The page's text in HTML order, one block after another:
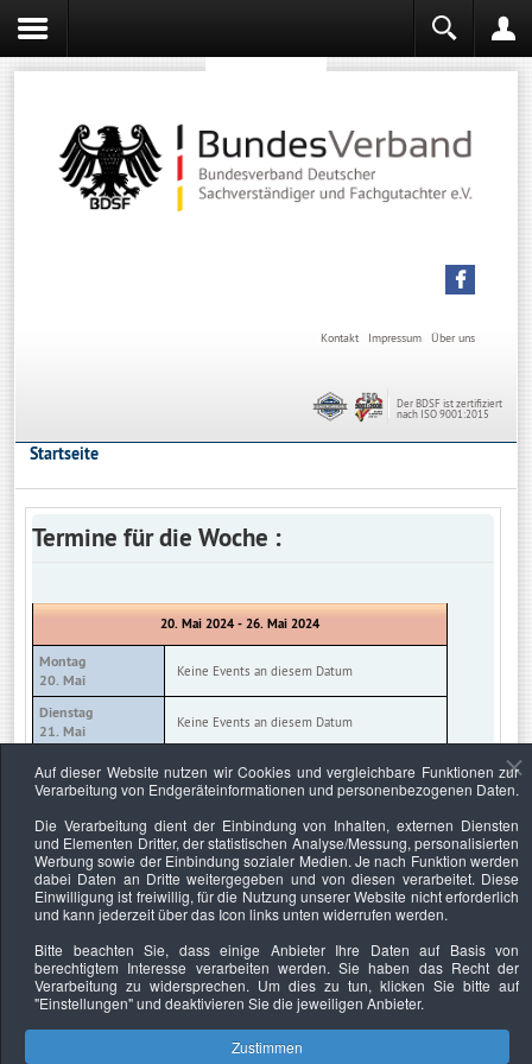
Über uns
Impressum
Kontakt
Der BDSF ist zertifiziert
nach ISO 9001:2015
Startseite
Termine für die Woche :
20. Mai 2024 - 26. Mai 2024
Montag
20. Mai
Keine Events an diesem Datum
Dienstag
21. Mai
Keine Events an diesem Datum
Mittwoch
22. Mai
Keine Events an diesem Datum
23. Mai
Keine Events an diesem Datum
Freitag
24. Mai
Keine Events an diesem Datum
Samstag
Sonntag
26. Mai
Keine Events an diesem Datum
Auf dieser Website nutzen wir Cookies und vergleichbare Funktionen zur
Verarbeitung von Endgeräteinformationen und personenbezogenen Daten.
Die Verarbeitung dient der Einbindung von Inhalten, externen Diensten
und Elementen Dritter, der statistischen Analyse/Messung, personalisierten
Werbung sowie der Einbindung sozialer Medien. Je nach Funktion werden
dabei Daten an Dritte weitergegeben und von diesen verarbeitet. Diese
Einwilligung ist freiwillig, für die Nutzung unserer Website nicht erforderlich
und kann jederzeit über das Icon links unten widerrufen werden.
Bitte beachten Sie, dass einige Anbieter Ihre Daten auf Basis von
berechtigtem Interesse verarbeiten werden. Sie haben das Recht der
Verarbeitung zu widersprechen. Um dies zu tun, klicken Sie bitte auf
"Einstellungen"und deaktivieren Sie die jeweiligen Anbieter.
Zustimmen